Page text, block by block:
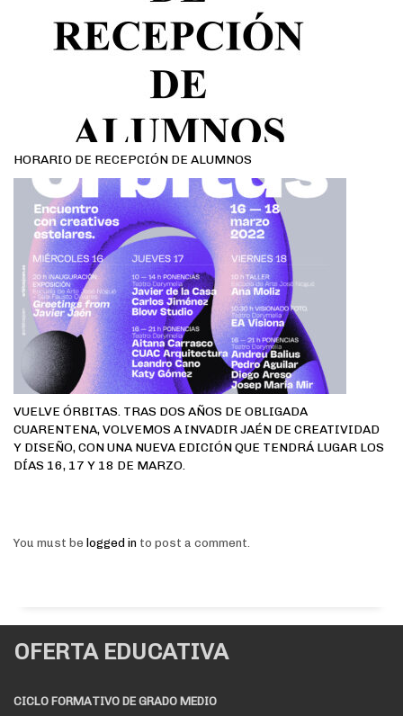
HORARIO DE RECEPCIÓN DE ALUMNOS
VUELVE ÓRBITAS. TRAS DOS AÑOS DE OBLIGADA
CUARENTENA, VOLVEMOS A INVADIR JAÉN DE CREATIVIDAD
Y DISEÑO, CON UNA NUEVA EDICIÓN QUE TENDRÁ LUGAR LOS
DÍAS 16, 17 Y 18 DE MARZO.
You must be logged in to post a comment.
OFERTA EDUCATIVA
CICLO FORMATIVO DE GRADO MEDIO